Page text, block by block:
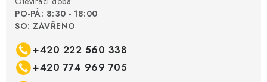
PO-PÁ: 8:30 - 18:00
SO: ZAVŘENO
+420 222 560 338
+420 774 969 705